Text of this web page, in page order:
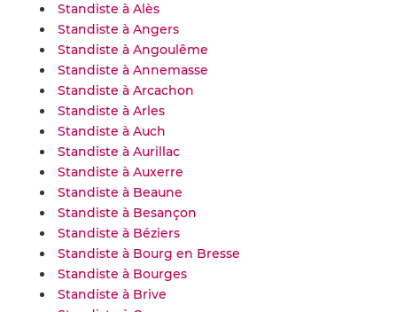
Standiste à Alès
Standiste à Angers
Standiste à Angoulême
Standiste à Annemasse
Standiste à Arcachon
Standiste à Arles
Standiste à Auch
Standiste à Aurillac
Standiste à Auxerre
Standiste à Beaune
Standiste à Besançon
Standiste à Béziers
Standiste à Bourg en Bresse
Standiste à Bourges
Standiste à Brive